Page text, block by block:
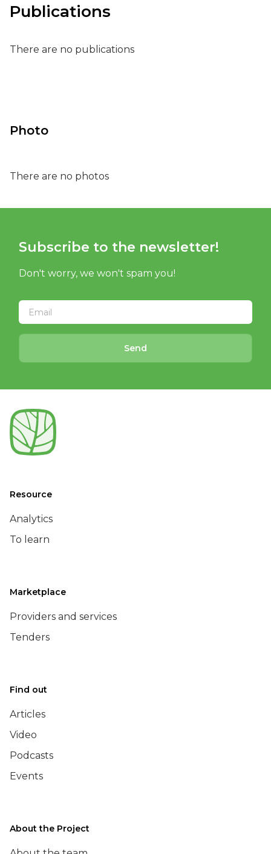
Publications
There are no publications
Photo
There are no photos
Subscribe to the newsletter!
Don't worry, we won't spam you!
Send
Resource
Analytics
To learn
Marketplace
Providers and services
Tenders
Find out
Articles
Video
Podcasts
Events
About the Project